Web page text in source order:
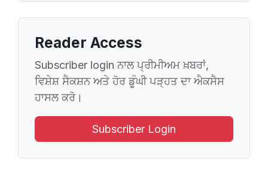
Reader Access
Subscriber login ਨਾਲ ਪ੍ਰੀਮੀਅਮ ਖ਼ਬਰਾਂ,
ਵਿਸ਼ੇਸ਼ ਸੈਕਸ਼ਨ ਅਤੇ ਹੋਰ ਡੂੰਘੀ ਪੜ੍ਹਤ ਦਾ ਐਕਸੈਸ
ਹਾਸਲ ਕਰੋ।
Subscriber Login